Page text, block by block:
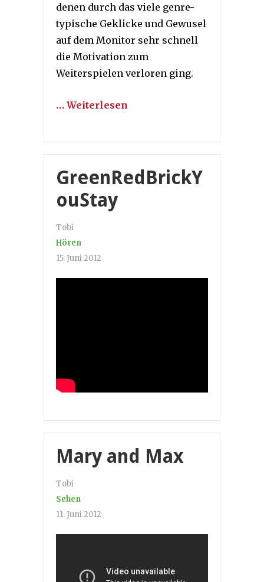
denen durch das viele genre-
typische Geklicke und Gewusel
auf dem Monitor sehr schnell
die Motivation zum
Weiterspielen verloren ging.
… Weiterlesen
GreenRedBrickY
ouStay
Tobi
Hören
15. Juni 2012
Mary and Max
Tobi
Sehen
11. Juni 2012